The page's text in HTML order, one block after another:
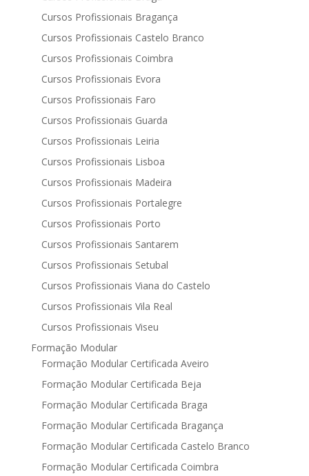
Cursos Profissionais Bragança
Cursos Profissionais Castelo Branco
Cursos Profissionais Coimbra
Cursos Profissionais Evora
Cursos Profissionais Faro
Cursos Profissionais Guarda
Cursos Profissionais Leiria
Cursos Profissionais Lisboa
Cursos Profissionais Madeira
Cursos Profissionais Portalegre
Cursos Profissionais Porto
Cursos Profissionais Santarem
Cursos Profissionais Setubal
Cursos Profissionais Viana do Castelo
Cursos Profissionais Vila Real
Cursos Profissionais Viseu
Formação Modular
Formação Modular Certificada Aveiro
Formação Modular Certificada Beja
Formação Modular Certificada Braga
Formação Modular Certificada Bragança
Formação Modular Certificada Castelo Branco
Formação Modular Certificada Coimbra